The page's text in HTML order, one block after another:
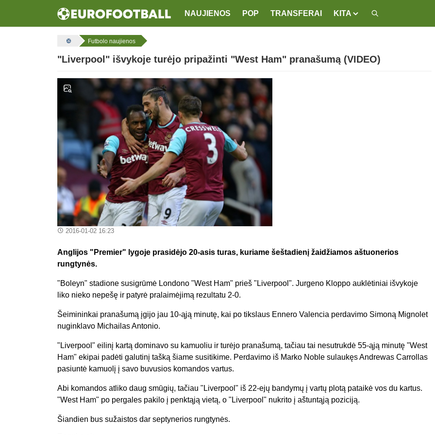
NAUJIENOS POP TRANSFERAI KITA
Futbolo naujienos
"Liverpool" išvykoje turėjo pripažinti "West Ham" pranašumą (VIDEO)
2016-01-02 16:23
Anglijos "Premier" lygoje prasidėjo 20-asis turas, kuriame šeštadienį žaidžiamos aštuonerios
rungtynės.
"Boleyn" stadione susigrūmė Londono "West Ham" prieš "Liverpool". Jurgeno Kloppo auklėtiniai išvykoje
liko nieko nepešę ir patyrė pralaimėjimą rezultatu 2-0.
Šeimininkai pranašumą įgijo jau 10-ąją minutę, kai po tikslaus Ennero Valencia perdavimo Simoną Mignolet
nuginklavo Michailas Antonio.
"Liverpool" eilinį kartą dominavo su kamuoliu ir turėjo pranašumą, tačiau tai nesutrukdė 55-ąją minutę "West
Ham" ekipai padėti galutinį tašką šiame susitikime. Perdavimo iš Marko Noble sulaukęs Andrewas Carrollas
pasiuntė kamuolį į savo buvusios komandos vartus.
Abi komandos atliko daug smūgių, tačiau "Liverpool" iš 22-ejų bandymų į vartų plotą pataikė vos du kartus.
"West Ham" po pergales pakilo į penktąją vietą, o "Liverpool" nukrito į aštuntąją poziciją.
Šiandien bus sužaistos dar septynerios rungtynės.